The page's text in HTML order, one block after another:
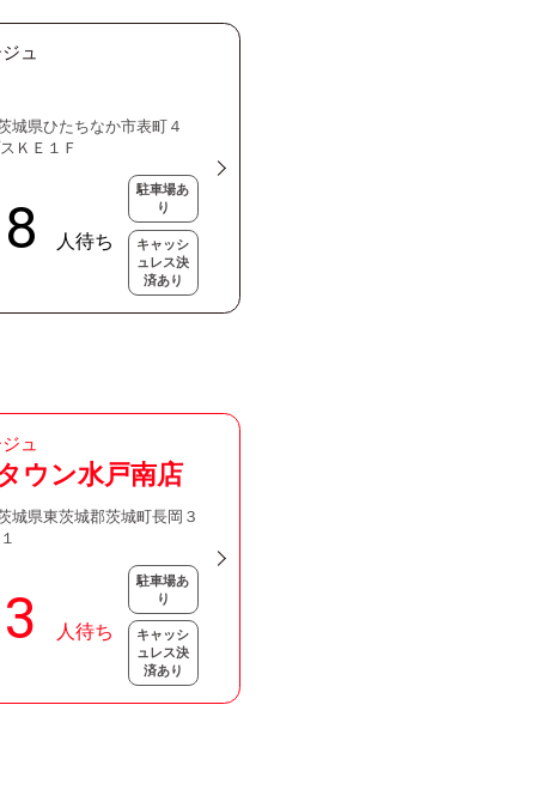
ュ
城県ひたちなか市表町４
ＫＥ１Ｆ
駐車場あ
り
キャッシ
ュレス決
済あり
ュ
ウン水戸南店
城県東茨城郡茨城町長岡３
駐車場あ
り
キャッシ
ュレス決
済あり